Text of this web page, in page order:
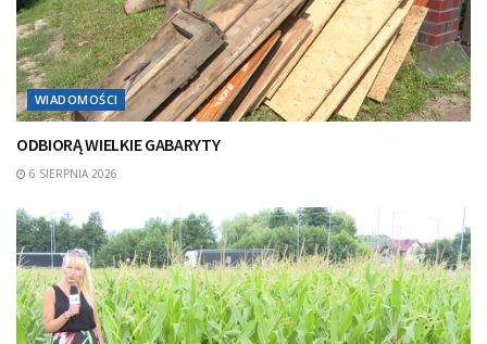
WIADOMOŚCI
ODBIORĄ WIELKIE GABARYTY
6 SIERPNIA 2026